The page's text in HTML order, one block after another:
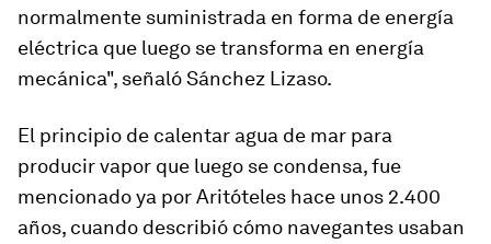
normalmente suministrada en forma de energía
eléctrica que luego se transforma en energía
mecánica", señaló Sánchez Lizaso.
El principio de calentar agua de mar para
producir vapor que luego se condensa, fue
mencionado ya por Aritóteles hace unos 2.400
años, cuando describió cómo navegantes usaban